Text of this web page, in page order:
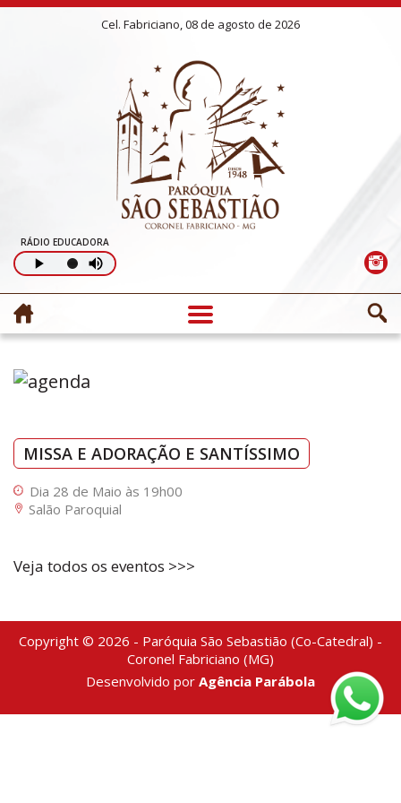
Cel. Fabriciano, 08 de agosto de 2026
RÁDIO EDUCADORA
MISSA E ADORAÇÃO E SANTÍSSIMO
Dia 28 de Maio às 19h00
Salão Paroquial
Veja todos os eventos >>>
Copyright © 2026 - Paróquia São Sebastião (Co-Catedral) -
Coronel Fabriciano (MG)
Desenvolvido por Agência Parábola